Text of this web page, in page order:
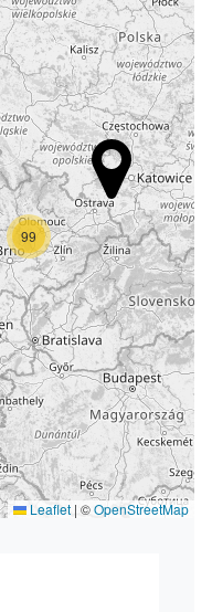
99
Leaflet | ©OpenStreetMap